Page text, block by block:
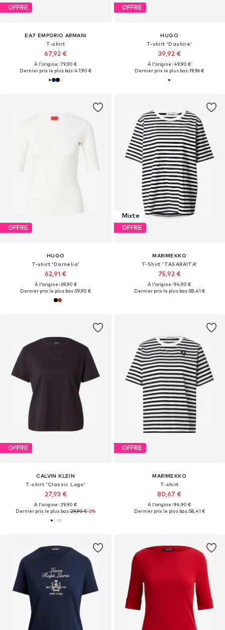
OFFRE
EA7 EMPORIO ARMANI
T-shirt
67,92 €
À l'origine : 79,90 €
Dernier prix le plus bas :47,90 €
OFFRE
HUGO
T-shirt 'Dashire'
39,92 €
À l'origine : 49,90 €
Dernier prix le plus bas :19,96 €
OFFRE
HUGO
T-shirt 'Darnelia'
62,91 €
À l'origine : 69,90 €
Dernier prix le plus bas :59,90 €
Mixte
OFFRE
MARIMEKKO
T-Shirt 'TASARAITA'
75,92 €
À l'origine : 94,90 €
Dernier prix le plus bas :58,41 €
OFFRE
CALVIN KLEIN
T-shirt 'Classic Logo'
27,93 €
À l'origine : 39,90 €
Dernier prix le plus bas :29,90 €-6%
OFFRE
MARIMEKKO
T-shirt
80,67 €
À l'origine : 94,90 €
Dernier prix le plus bas :58,41 €